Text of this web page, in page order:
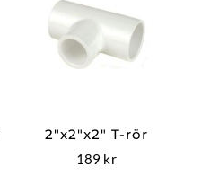
2″x2″x2″ T-rör
189 kr